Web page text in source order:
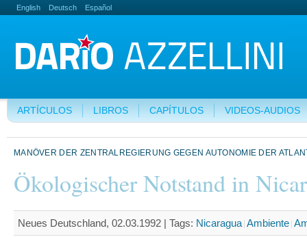
English Deutsch Español
ARTÍCULOS LIBROS CAPÍTULOS VIDEOS-AUDIOS
MANÖVER DER ZENTRALREGIERUNG GEGEN AUTONOMIE DER
Ökologischer Notstand in
Neues Deutschland, 02.03.1992 | Tags: Nicaragua Ambiente